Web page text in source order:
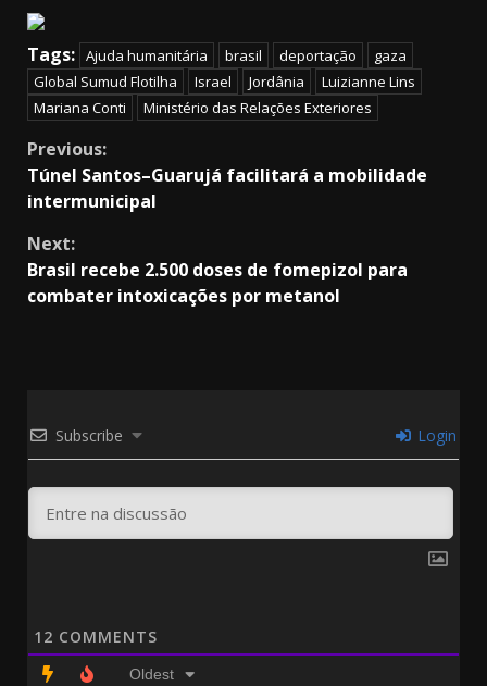
Tags: Ajuda humanitária brasil deportação
gaza
Global Sumud Flotilha
Israel Jordânia
Luizianne Lins
Mariana Conti
Ministério das Relações Exteriores
Continue
Reading
Previous:
Túnel Santos–Guarujá facilitará a mobilidade
intermunicipal
Next:
Brasil recebe 2.500 doses de fomepizol para
combater intoxicações por metanol
Subscribe Login
12 COMMENTS
Oldest